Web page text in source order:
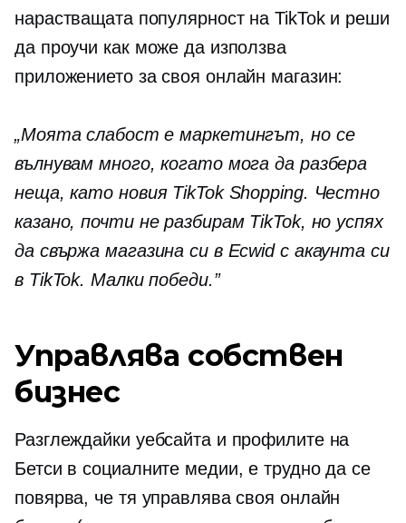
нарастващата популярност на TikTok и реши
да проучи как може да използва
приложението за своя онлайн магазин:
„Моята слабост е маркетингът, но се
вълнувам много, когато мога да разбера
неща, като новия TikTok Shopping. Честно
казано, почти не разбирам TikTok, но успях
да свържа магазина си в Ecwid с акаунта си
в TikTok. Малки победи.”
Управлява собствен
бизнес
Разглеждайки уебсайта и профилите на
Бетси в социалните медии, е трудно да се
повярва, че тя управлява своя онлайн